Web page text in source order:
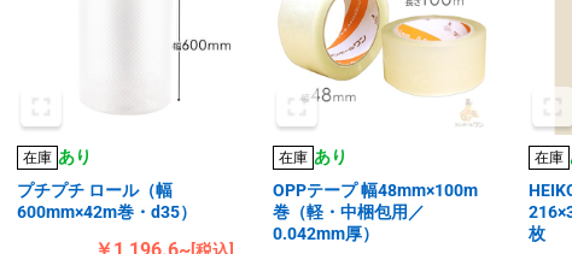
在庫 あり
プチプチ ロール（幅
600mm×42m巻・d35）
在庫 あり
OPPテープ 幅48mm×100m
巻（軽・中梱包用／
0.042mm厚）
在庫
枚